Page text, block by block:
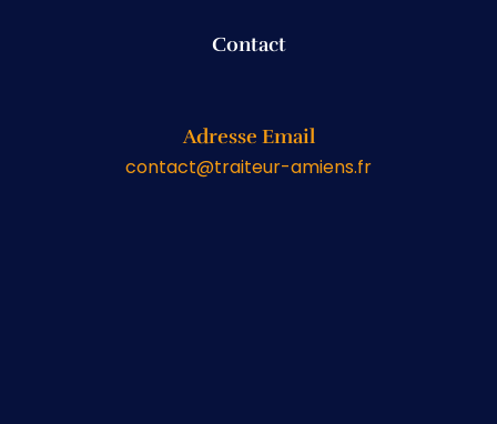
Contact
Adresse Email
contact@traiteur-amiens.fr